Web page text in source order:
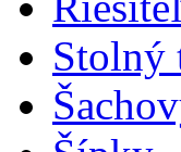
Stolný